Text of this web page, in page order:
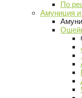
По
Амуниция